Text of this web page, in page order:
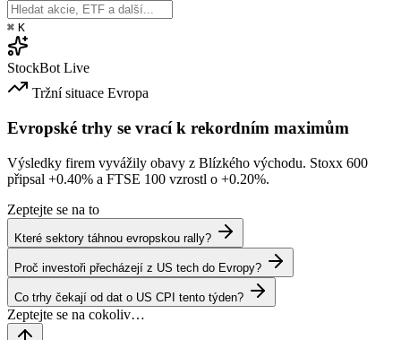
⌘ K
StockBot Live
Tržní situace Evropa
Evropské trhy se vrací k rekordním maximům
Výsledky firem vyvážily obavy z Blízkého východu. Stoxx 600
připsal +0.40% a FTSE 100 vzrostl o +0.20%.
Zeptejte se na to
Které sektory táhnou evropskou rally?
Proč investoři přecházejí z US tech do Evropy?
Co trhy čekají od dat o US CPI tento týden?